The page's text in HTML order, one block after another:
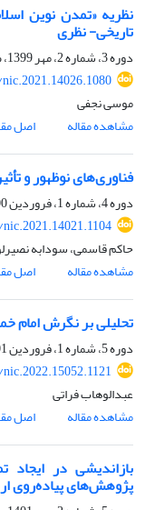
نظریه «تمدن نوین
تاریخی- نظری
دوره 3، شماره 2، مهر 1399، صفحه
موسی نجفی
مشاهده مقاله
اصل
فناوری‌های نوظهور و
دوره 4، شماره 1، فروردین 1400، صفحه
حاکم قاسمی، سودابه
مشاهده مقاله
اصل
تحلیلی بر نگرش امام
دوره 5، شماره 1، فروردین 1401، صفحه
عبدالوهاب فراتی
مشاهده مقاله
اصل
بازاندیشی در
پژوهش‌های پیاده‌روی